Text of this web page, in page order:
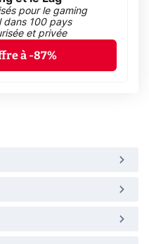
pour le gaming
dans 100 pays
et privée
à -87%